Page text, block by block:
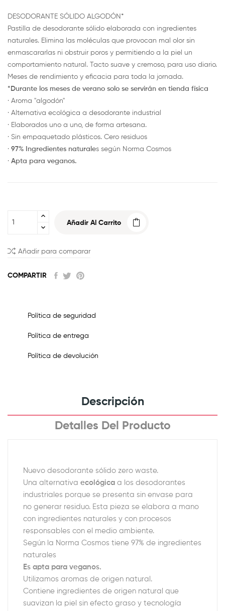
DESODORANTE SÓLIDO ALGODÓN*
Pastilla de desodorante sólido elaborada con ingredientes
naturales. Elimina las moléculas que provocan mal olor sin
enmascararlas ni obstruir poros y permitiendo a la piel un
comportamiento natural. Tacto suave y cremoso, para uso diario.
Meses de rendimiento y eficacia para toda la jornada.
*Durante los meses de verano solo se servirán en tienda física
· Aroma "algodón"
· Alternativa ecológica a desodorante industrial
· Elaborados uno a uno, de forma artesana.
· Sin empaquetado plásticos. Cero residuos
· 97% Ingredientes naturales según Norma Cosmos
· Apta para veganos.
Añadir Al Carrito
Añadir para comparar
COMPARTIR
Política de seguridad
Política de entrega
Política de devolución
Descripción
Detalles Del Producto
Nuevo desodorante sólido zero waste.
Una alternativa ecológica a los desodorantes
industriales porque se presenta sin envase para
no generar residuo. Esta pieza se elabora a mano
con ingredientes naturales y con procesos
responsables con el medio ambiente.
Según la Norma Cosmos tiene 97% de ingredientes
naturales
Es apta para veganos.
Utilizamos aromas de origen natural.
Contiene ingredientes de origen natural que
suavizan la piel sin efecto graso y tecnología